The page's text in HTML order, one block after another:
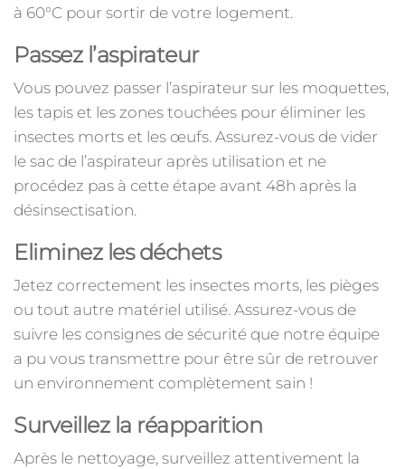
à 60°C pour sortir de votre logement.
Passez l’aspirateur
Vous pouvez passer l’aspirateur sur les moquettes,
les tapis et les zones touchées pour éliminer les
insectes morts et les œufs. Assurez-vous de vider
le sac de l’aspirateur après utilisation et ne
procédez pas à cette étape avant 48h après la
désinsectisation.
Eliminez les déchets
Jetez correctement les insectes morts, les pièges
ou tout autre matériel utilisé. Assurez-vous de
suivre les consignes de sécurité que notre équipe
a pu vous transmettre pour être sûr de retrouver
un environnement complètement sain !
Surveillez la réapparition
Après le nettoyage, surveillez attentivement la